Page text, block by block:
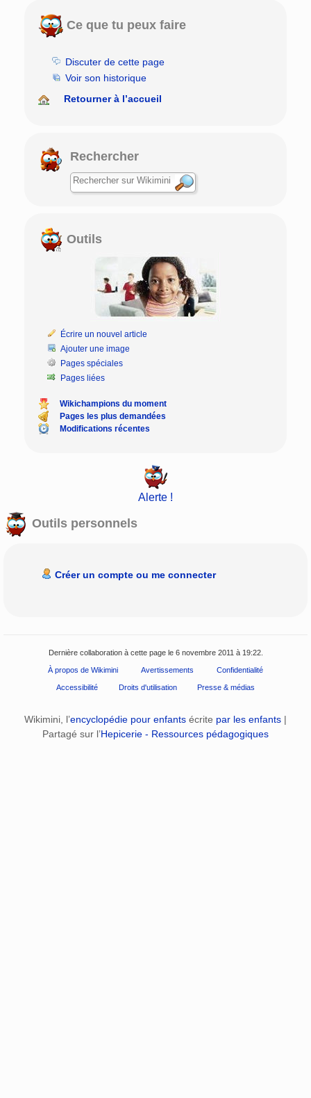
Ce que tu peux faire
Discuter de cette page
Voir son historique
Retourner à l’accueil
Rechercher
Outils
Écrire un nouvel article
Ajouter une image
Pages spéciales
Pages liées
Wikichampions du moment
Pages les plus demandées
Modifications récentes
Alerte !
Outils personnels
Créer un compte ou me connecter
Dernière collaboration à cette page le 6 novembre 2011 à 19:22.
À propos de Wikimini Avertissements Confidentialité
Accessibilité Droits d'utilisation Presse & médias
Wikimini, l’encyclopédie pour enfants écrite par les enfants |
Partagé sur l’Hepicerie - Ressources pédagogiques